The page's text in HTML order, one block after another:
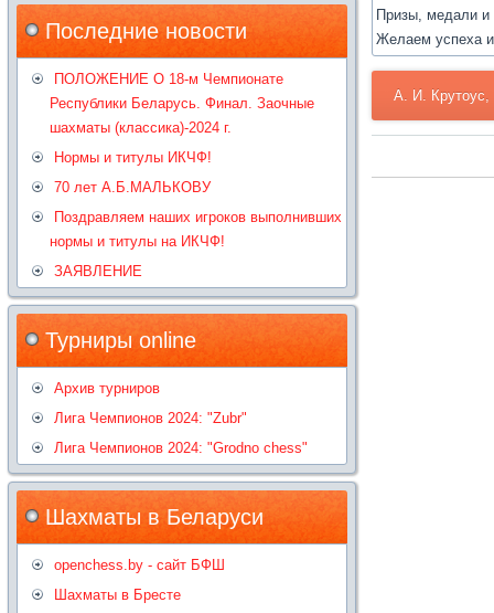
Последние новости
ПОЛОЖЕНИЕ О 18-м Чемпионате
Республики Беларусь. Финал. Заочные
шахматы (классика)-2024 г.
Нормы и титулы ИКЧФ!
70 лет А.Б.МАЛЬКОВУ
Поздравляем наших игроков выполнивших
нормы и титулы на ИКЧФ!
ЗАЯВЛЕНИЕ
Турниры online
Архив турниров
Лига Чемпионов 2024: "Zubr"
Лига Чемпионов 2024: "Grodno chess"
Шахматы в Беларуси
openchess.by - сайт БФШ
Шахматы в Бресте
Призы, медали
Желаем успеха
А. И.